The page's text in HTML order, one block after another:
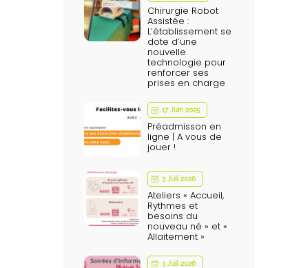
Chirurgie Robot
Assistée :
L’établissement se
dote d’une
nouvelle
technologie pour
renforcer ses
prises en charge
17 Juin 2025
Préadmisson en
ligne | A vous de
jouer !
3 Juil 2026
Ateliers « Accueil,
Rythmes et
besoins du
nouveau né » et «
Allaitement »
3 Juil 2026